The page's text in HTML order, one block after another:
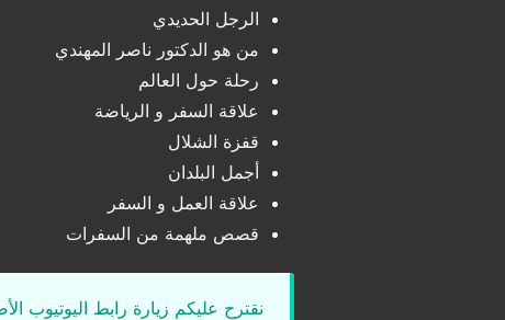
الرجل الحديدي
من هو الدكتور ناصر المهندي
رحلة حول العالم
علاقة السفر و الرياضة
قفزة الشلال
أجمل البلدان
علاقة العمل و السفر
قصص ملهمة من السفرات
نقترح عليكم زيارة رابط اليوتيوب